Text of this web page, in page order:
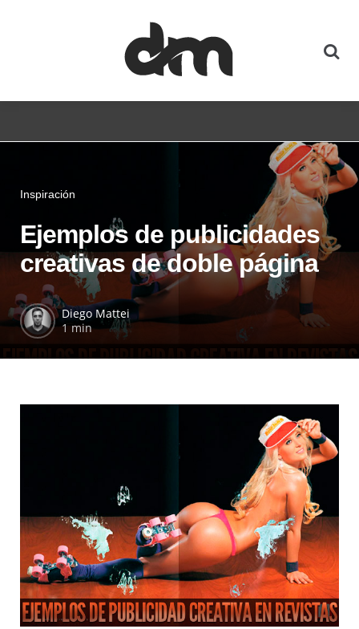
Inspiración
Ejemplos de publicidades
creativas de doble página
Diego Mattei
1 min